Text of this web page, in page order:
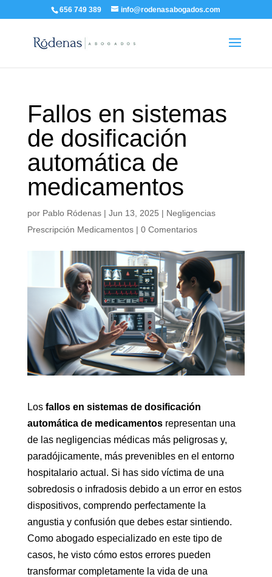
656 749 389 info@rodenasabogados.com
Fallos en sistemas
de dosificación
automática de
medicamentos
por Pablo Ródenas| Jun 13, 2025 | Negligencias
Prescripción Medicamentos| 0 Comentarios
Los fallos en sistemas de dosificación
automática de medicamentosrepresentan una
de las negligencias médicas más peligrosas y,
paradójicamente, más prevenibles en el entorno
hospitalario actual. Si has sido víctima de una
sobredosis o infradosis debido a un error en estos
dispositivos, comprendo perfectamente la
angustia y confusión que debes estar sintiendo.
Como abogado especializado en este tipo de
casos, he visto cómo estos errores pueden
transformar completamente la vida de una